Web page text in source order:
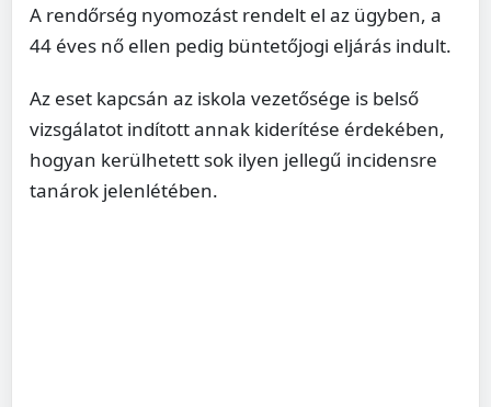
A rendőrség nyomozást rendelt el az ügyben, a
44 éves nő ellen pedig büntetőjogi eljárás indult.
Az eset kapcsán az iskola vezetősége is belső
vizsgálatot indított annak kiderítése érdekében,
hogyan kerülhetett sok ilyen jellegű incidensre
tanárok jelenlétében.